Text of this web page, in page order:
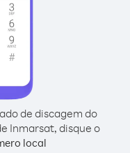
de discagem do
Inmarsat, disque o
local